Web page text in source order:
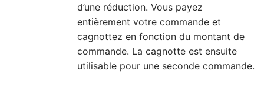
d’une réduction. Vous payez
entièrement votre commande et
cagnottez en fonction du montant de
commande. La cagnotte est ensuite
utilisable pour une seconde commande.